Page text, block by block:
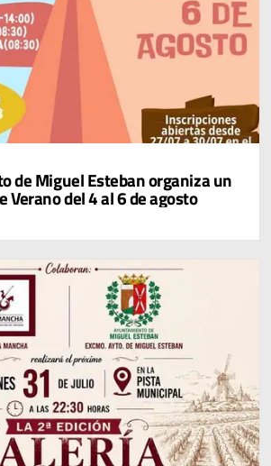
de Miguel Esteban organiza un
Verano del 4 al 6 de agosto